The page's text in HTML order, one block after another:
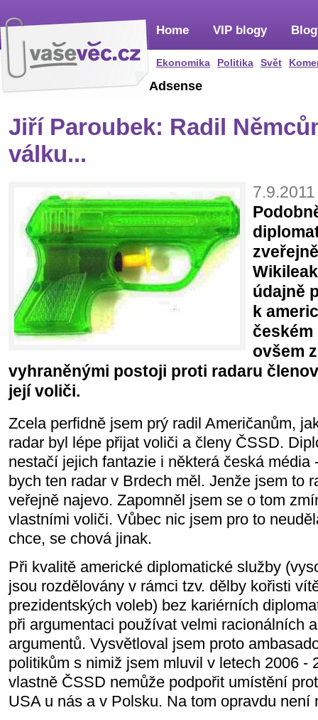
Home
Ekonomika Politika Svět
VIP blogy
Adsense
Jiří Paroubek: Radil
válku...
údajně
k
českém
ovšem
vyhraněnými postoji proti radaru
její voliči.
Zcela perfidně jsem prý radil Američanům,
radar byl lépe přijat voliči a členy ČSSD.
nestačí jejich fantazie i některá česká média
bych ten radar v Brdech měl. Jenže jsem to
veřejně najevo. Zapomněl jsem se o tom
vlastními voliči. Vůbec nic jsem pro to
chce, se chová jinak.
Při kvalitě americké diplomatické služby
jsou rozdělovány v rámci tzv. dělby kořisti
prezidentských voleb) bez kariérních
při argumentaci používat velmi racionálních
argumentů. Vysvětloval jsem proto
politikům s nimiž jsem mluvil v letech 2006 -
vlastně ČSSD nemůže podpořit umístění
USA u nás a v Polsku. Na tom opravdu není